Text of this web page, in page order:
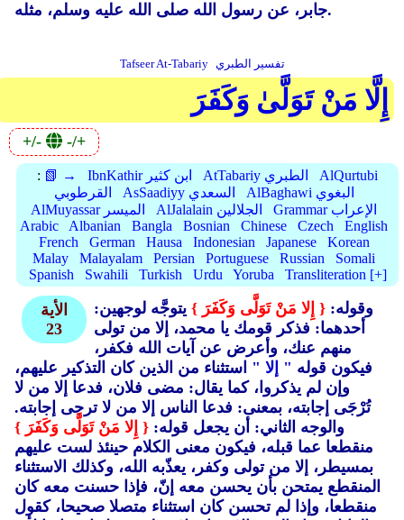
جابر، عن رسول الله صلى الله عليه وسلم، مثله.
Tafseer At-Tabariy تفسير الطبري
إِلَّا مَنْ تَوَلَّىٰ وَكَفَرَ
+/- -/+
: 📗 → IbnKathir ابن كثير AtTabariy الطبري
AlQurtubi
القرطوبي
AsSaadiyy السعدي
AlBaghawi البغوي
AlMuyassar الميسر
AlJalalain الجلالين
Grammar الإعراب
Arabic
Albanian Bangla Bosnian Chinese Czech
English
French
German Hausa Indonesian Japanese
Korean
Malay
Malayalam Persian Portuguese Russian
Somali
Spanish
Swahili Turkish Urdu Yoruba Transliteration [+]
الأية
23
وقوله: { إِلا مَنْ تَوَلَّى وَكَفَرَ } يتوجَّه لوجهين:
أحدهما: فذكر قومك يا محمد، إلا من تولى
منهم عنك، وأعرض عن آيات الله فكفر،
فيكون قوله " إلا " استثناء من الذين كان التذكير عليهم،
وإن لم يذكروا، كما يقال: مضى فلان، فدعا إلا من لا
تُرْجَى إجابته، بمعنى: فدعا الناس إلا من لا ترجى إجابته.
والوجه الثاني: أن يجعل قوله: { إِلا مَنْ تَوَلَّى وَكَفَرَ }
منقطعا عما قبله، فيكون معنى الكلام حينئذ لست عليهم
بمسيطر، إلا من تولى وكفر، يعذّبه الله، وكذلك الاستثناء
المنقطع يمتحن بأن يحسن معه إنّ، فإذا حسنت معه كان
منقطعا، وإذا لم تحسن كان استثناء متصلا صحيحا، كقول